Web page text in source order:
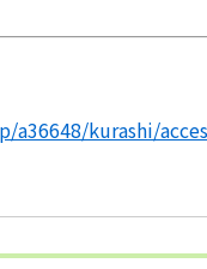
a36648/kurashi/